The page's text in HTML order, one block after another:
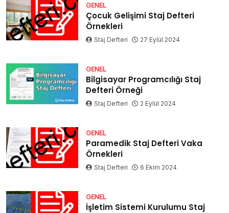
GENEL
Çocuk Gelişimi Staj Defteri
Örnekleri
Staj Defteri 27 Eylül 2024
GENEL
Bilgisayar Programcılığı Staj
Defteri Örneği
Staj Defteri 2 Eylül 2024
GENEL
Paramedik Staj Defteri Vaka
Örnekleri
Staj Defteri 6 Ekim 2024
GENEL
İşletim Sistemi Kurulumu Staj